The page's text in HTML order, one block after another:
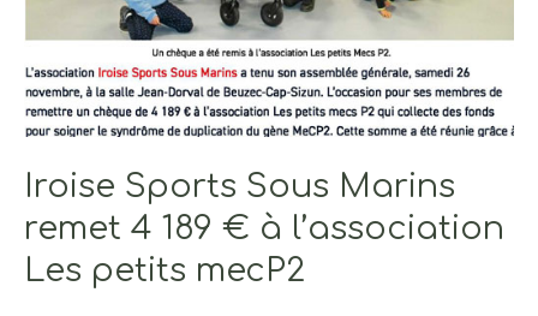
Iroise Sports Sous Marins
remet 4 189 € à l’association
Les petits mecP2